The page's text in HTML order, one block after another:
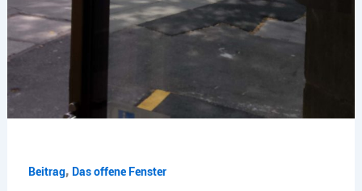
Beitrag, Das offene Fenster